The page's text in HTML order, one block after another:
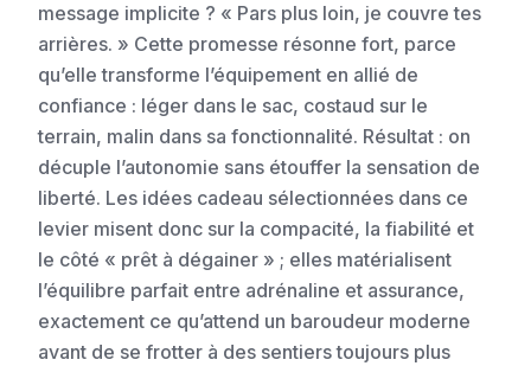
message implicite ? « Pars plus loin, je couvre tes
arrières. » Cette promesse résonne fort, parce
qu’elle transforme l’équipement en allié de
confiance : léger dans le sac, costaud sur le
terrain, malin dans sa fonctionnalité. Résultat : on
décuple l’autonomie sans étouffer la sensation de
liberté. Les idées cadeau sélectionnées dans ce
levier misent donc sur la compacité, la fiabilité et
le côté « prêt à dégainer » ; elles matérialisent
l’équilibre parfait entre adrénaline et assurance,
exactement ce qu’attend un baroudeur moderne
avant de se frotter à des sentiers toujours plus